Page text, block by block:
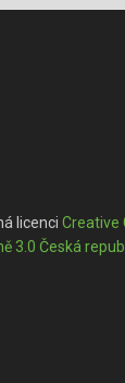
licenciCreative
3.0 Česká